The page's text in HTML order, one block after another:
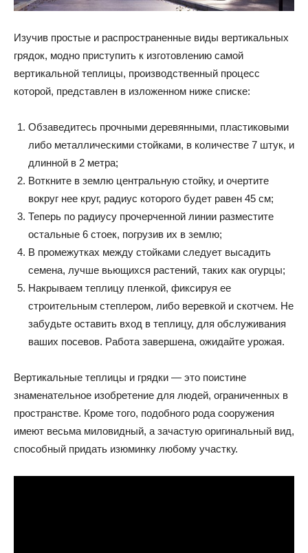
Изучив простые и распространенные виды вертикальных
грядок, модно приступить к изготовлению самой
вертикальной теплицы, производственный процесс
которой, представлен в изложенном ниже списке:
Обзаведитесь прочными деревянными, пластиковыми
либо металлическими стойками, в количестве 7 штук, и
длинной в 2 метра;
Воткните в землю центральную стойку, и очертите
вокруг нее круг, радиус которого будет равен 45 см;
Теперь по радиусу прочерченной линии разместите
остальные 6 стоек, погрузив их в землю;
В промежутках между стойками следует высадить
семена, лучше вьющихся растений, таких как огурцы;
Накрываем теплицу пленкой, фиксируя ее
строительным степлером, либо веревкой и скотчем. Не
забудьте оставить вход в теплицу, для обслуживания
ваших посевов. Работа завершена, ожидайте урожая.
Вертикальные теплицы и грядки — это поистине
знаменательное изобретение для людей, ограниченных в
пространстве. Кроме того, подобного рода сооружения
имеют весьма миловидный, а зачастую оригинальный вид,
способный придать изюминку любому участку.